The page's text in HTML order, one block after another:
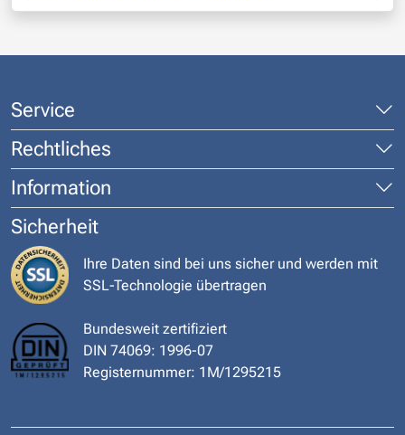
Service
Rechtliches
Information
Sicherheit
Ihre Daten sind bei uns sicher und werden mit
SSL-Technologie übertragen
Bundesweit zertifiziert
DIN 74069: 1996-07
Registernummer: 1M/1295215